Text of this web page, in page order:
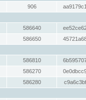
906
586640
586650
586810
586270
586280